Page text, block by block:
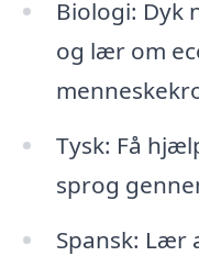
Biologi: Dyk
og lær om
Tysk: Få
sprog
Spansk: Lær